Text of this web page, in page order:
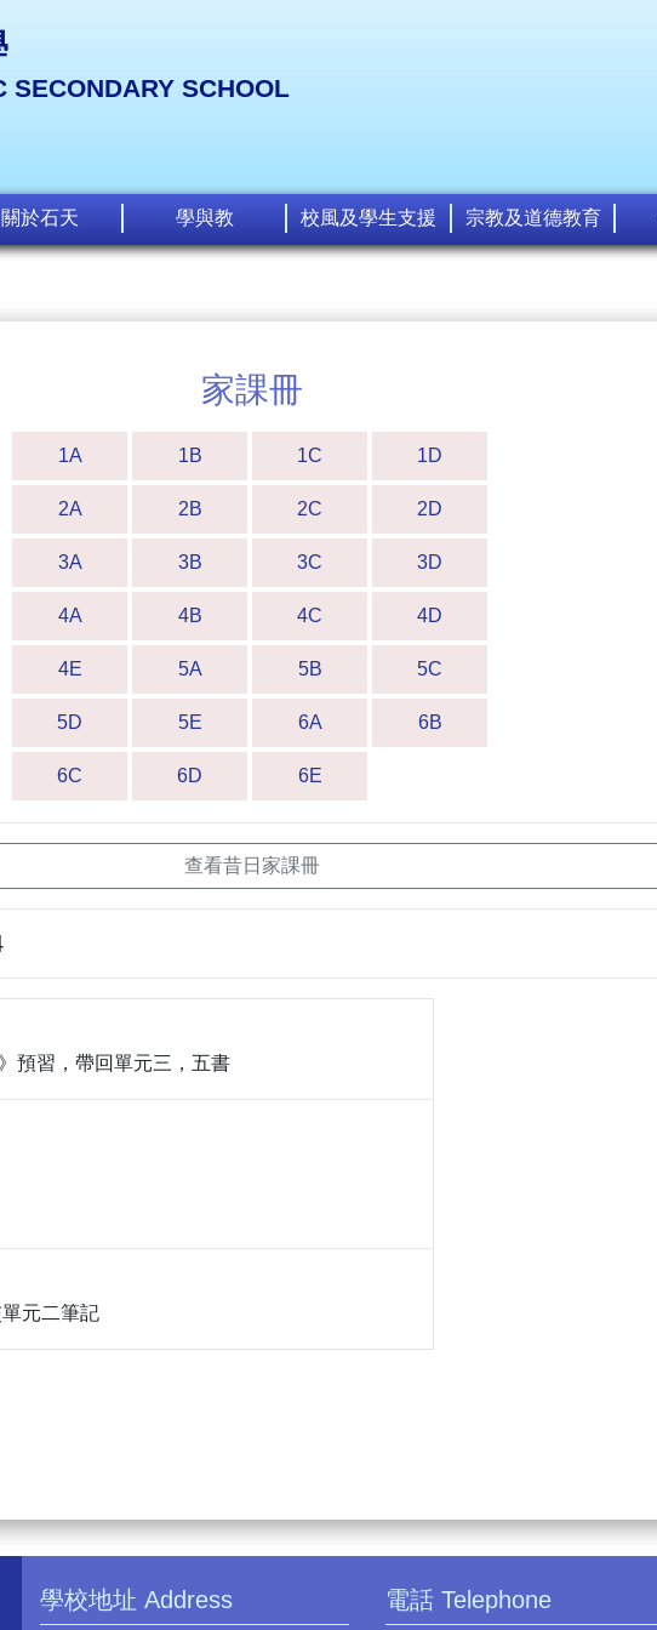
SECONDARY SCHOOL
關於石天 學與教 校風及學生支援 宗教及道德教育
家課冊
1A 1B 1C 1D
2A 2B 2C 2D
3A 3B 3C 3D
4A 4B 4C 4D
4E 5A 5B 5C
5D 5E 6A 6B
6C 6D 6E
查看昔日家課冊
預習，帶回單元三，五書
元二筆記
學校地址 Address 電話 Telephone